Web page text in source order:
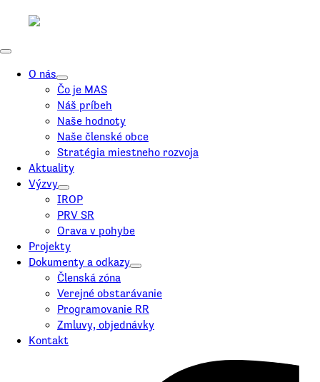
O nás
Čo je MAS
Náš príbeh
Naše hodnoty
Naše členské obce
Stratégia miestneho rozvoja
Aktuality
Výzvy
IROP
PRV SR
Orava v pohybe
Projekty
Dokumenty a odkazy
Členská zóna
Verejné obstarávanie
Programovanie RR
Zmluvy, objednávky
Kontakt